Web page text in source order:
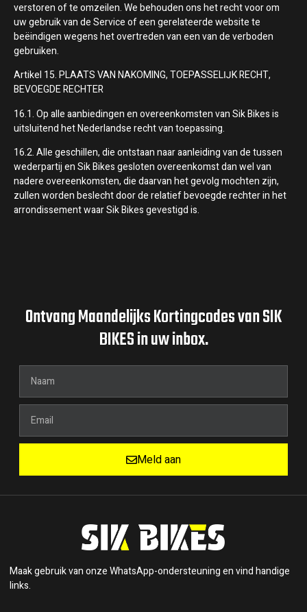
verstoren of te omzeilen. We behouden ons het recht voor om
uw gebruik van de Service of een gerelateerde website te
beëindigen wegens het overtreden van een van de verboden
gebruiken.
Artikel 15. PLAATS VAN NAKOMING, TOEPASSELĲK RECHT,
BEVOEGDE RECHTER
16.1. Op alle aanbiedingen en overeenkomsten van Sik Bikes is
uitsluitend het Nederlandse recht van toepassing.
16.2. Alle geschillen, die ontstaan naar aanleiding van de tussen
wederpartij en Sik Bikes gesloten overeenkomst dan wel van
nadere overeenkomsten, die daarvan het gevolg mochten zijn,
zullen worden beslecht door de relatief bevoegde rechter in het
arrondissement waar Sik Bikes gevestigd is.
Ontvang Maandelijks Kortingcodes van SIK
BIKES in uw inbox.
Meld aan
Maak gebruik van onze WhatsApp-ondersteuning en vind handige
links.